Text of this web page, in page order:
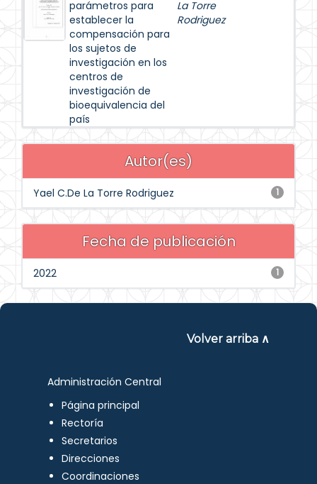
parámetros para
establecer la
compensación para
los sujetos de
investigación en los
centros de
investigación de
bioequivalencia del
país
La Torre
Rodriguez
Autor(es)
1
Yael C.De La Torre Rodriguez
Fecha de publicación
1
2022
Volver arriba ∧
Administración Central
Página principal
Rectoría
Secretarios
Direcciones
Coordinaciones